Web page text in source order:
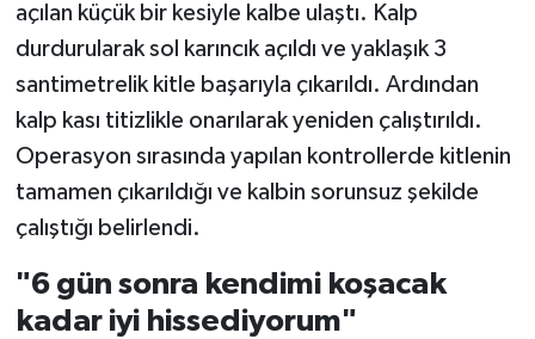
açılan küçük bir kesiyle kalbe ulaştı. Kalp
durdurularak sol karıncık açıldı ve yaklaşık 3
santimetrelik kitle başarıyla çıkarıldı. Ardından
kalp kası titizlikle onarılarak yeniden çalıştırıldı.
Operasyon sırasında yapılan kontrollerde kitlenin
tamamen çıkarıldığı ve kalbin sorunsuz şekilde
çalıştığı belirlendi.
"6 gün sonra kendimi koşacak
kadar iyi hissediyorum"